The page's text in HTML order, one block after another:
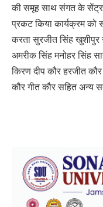
की समूह साथ संगत के
प्रकट किया कार्यक्रम
करता सुरजीत सिंह
अमरीक सिंह मनोहर सिंह
किरण दीप कौर हरजीत
कौर गीत कौर सहित अन्य